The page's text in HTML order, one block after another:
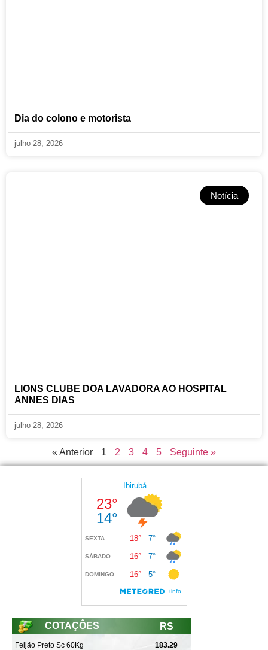
Dia do colono e motorista
julho 28, 2026
Notícia
LIONS CLUBE DOA LAVADORA AO HOSPITAL
ANNES DIAS
julho 28, 2026
« Anterior 1 2 3 4 5 Seguinte »